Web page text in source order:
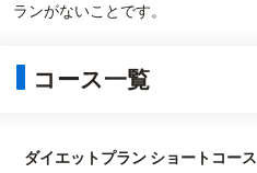
ランがないことです。
コース一覧
ダイエットプラン ショートコース